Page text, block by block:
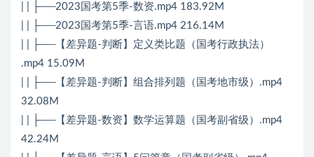
| | ├──2023国考第5季-数资.mp4 183.92M
| | ├──2023国考第5季-言语.mp4 216.14M
| | ├──【差异题-判断】定义类比题（国考行政执法）
.mp4 15.09M
| | ├──【差异题-判断】组合排列题（国考地市级）.mp4
32.08M
| | ├──【差异题-数资】数学运算题（国考副省级）.mp4
42.24M